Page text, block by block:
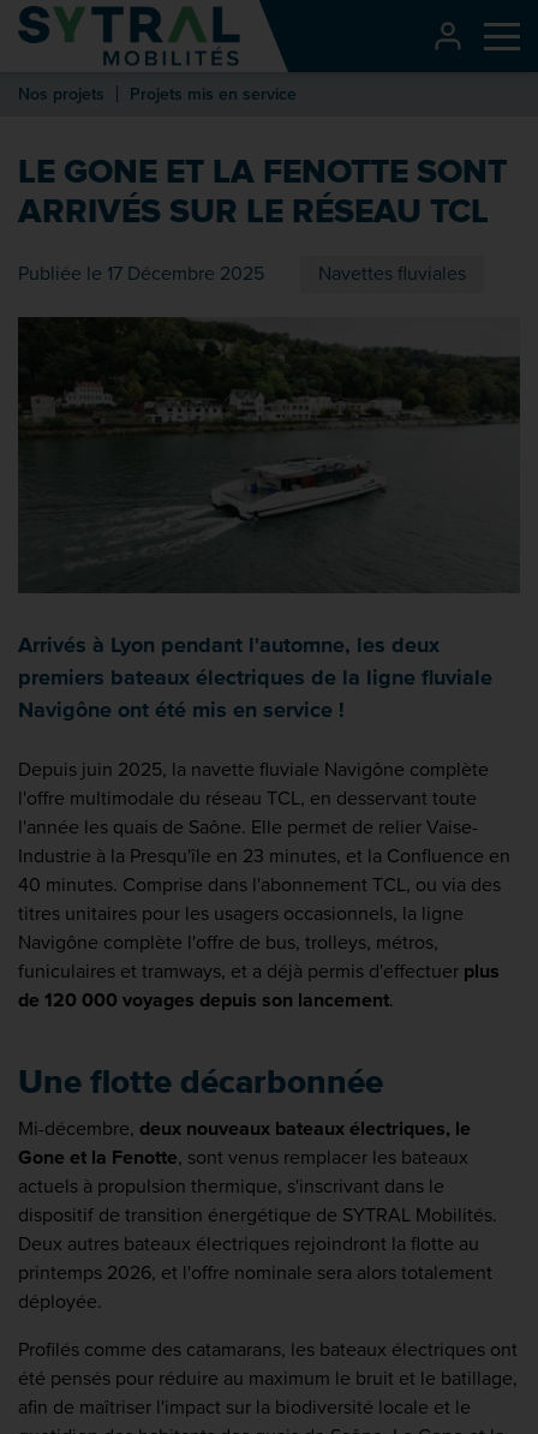
Contenu
Entête de page
Recherche
Pied de page
Nos projets Projets mis en service
LE GONE ET LA FENOTTE SONT
ARRIVÉS SUR LE RÉSEAU TCL
Publiée le 17 Décembre 2025 Navettes fluviales
Arrivés à Lyon pendant l'automne, les deux
premiers bateaux électriques de la ligne fluviale
Navigône ont été mis en service !
Depuis juin 2025, la navette fluviale Navigône complète
l'offre multimodale du réseau TCL, en desservant toute
l'année les quais de Saône. Elle permet de relier Vaise-
Industrie à la Presqu'île en 23 minutes, et la Confluence en
40 minutes. Comprise dans l'abonnement TCL, ou via des
titres unitaires pour les usagers occasionnels, la ligne
Navigône complète l'offre de bus, trolleys, métros,
funiculaires et tramways, et a déjà permis d'effectuer plus
de 120 000 voyages depuis son lancement.
Une flotte décarbonnée
Mi-décembre, deux nouveaux bateaux électriques, le
Gone et la Fenotte, sont venus remplacer les bateaux
actuels à propulsion thermique, s'inscrivant dans le
dispositif de transition énergétique de SYTRAL Mobilités.
Deux autres bateaux électriques rejoindront la flotte au
printemps 2026, et l'offre nominale sera alors totalement
déployée.
Profilés comme des catamarans, les bateaux électriques ont
été pensés pour réduire au maximum le bruit et le batillage,
afin de maîtriser l'impact sur la biodiversité locale et le